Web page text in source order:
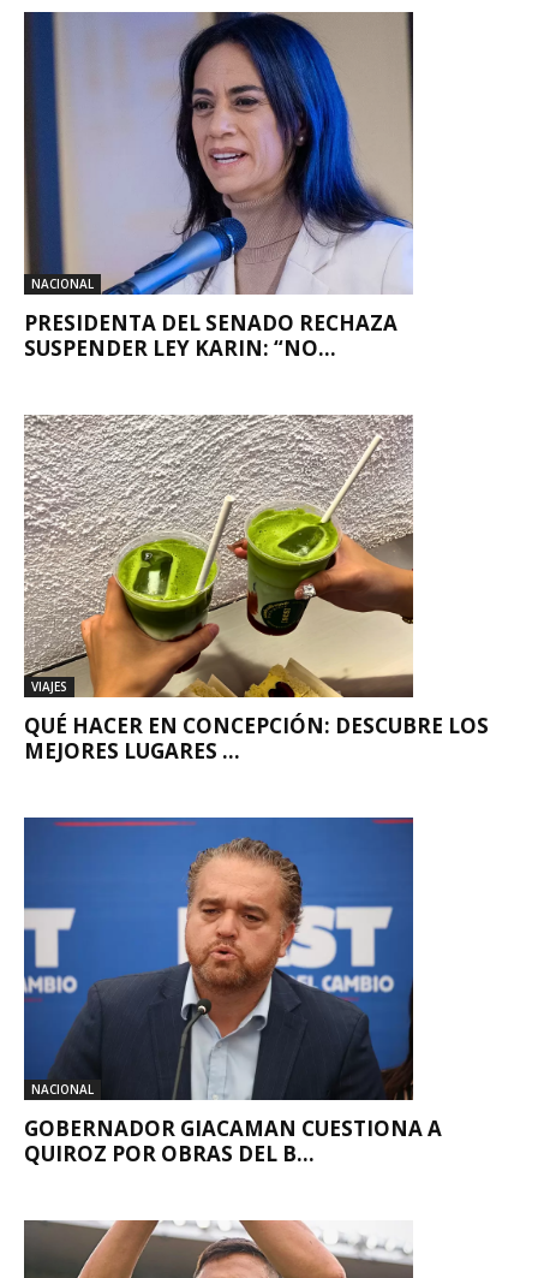
NACIONAL
PRESIDENTA DEL SENADO RECHAZA
SUSPENDER LEY KARIN: “NO...
VIAJES
QUÉ HACER EN CONCEPCIÓN: DESCUBRE LOS
MEJORES LUGARES ...
NACIONAL
GOBERNADOR GIACAMAN CUESTIONA A
QUIROZ POR OBRAS DEL B...